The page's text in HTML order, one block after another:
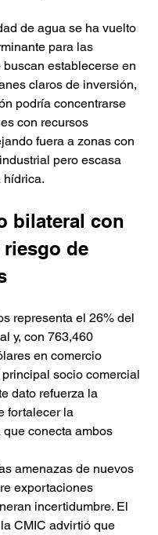
de agua se ha vuelto
para las
establecerse en
claros de inversión,
podría concentrarse
con recursos
fuera a zonas con
pero escasa
hídrica.
bilateral con
riesgo de
representa el 26% del
y, con 763,460
en comercio
socio comercial
dato refuerza la
fortalecer la
que conecta ambos
amenazas de nuevos
exportaciones
incertidumbre. El
CMIC advirtió que